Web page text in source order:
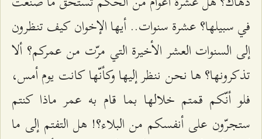
في سبيلها؟ عشرة سنوات.. أيها الإخوان كيف تنظرون
إلى السنوات العشر الأخيرة التي مرّت من عمركم؟ ألا
تذكرونها؟ ها نحن ننظر إليها وكأنّها كانت يوم أمس،
فلو أنّكم قمتم خلالها بما قام به عمر ماذا كنتم
ستجرّون على أنفسكم من البلاء؟! هل التفتم إلى ما